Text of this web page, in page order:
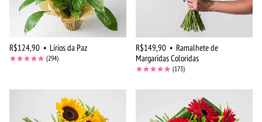
R$124,90 • Lírios da Paz
(294)
R$149,90 • Ramalhete de
Margaridas Coloridas
(173)